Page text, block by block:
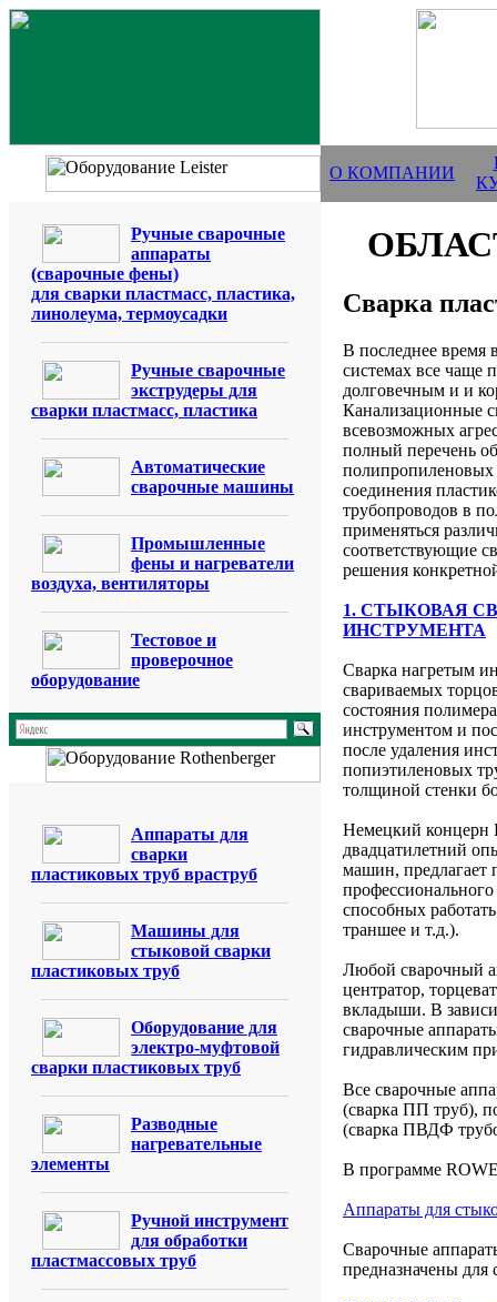
О КОМПАНИИ
Ручные сварочные
аппараты
(сварочные фены)
для сварки пластмасс, пластика,
линолеума, термоусадки
Ручные сварочные
экструдеры для
сварки пластмасс, пластика
Автоматические
сварочные машины
Промышленные
фены и нагреватели
воздуха, вентиляторы
Тестовое и
проверочное
оборудование
Аппараты для
сварки
пластиковых труб враструб
Машины для
стыковой сварки
пластиковых труб
Оборудование для
электро-муфтовой
сварки пластиковых труб
Разводные
нагревательные
элементы
Ручной инструмент
для обработки
пластмассовых труб
Сварка
В последнее время
системах все чаще
долговечным и и
Канализационные
всевозможных
полный перечень
соединения
трубопроводов в
применяться
соответствующие
решения
1. СТЫКОВАЯ
ИНСТРУМЕНТА
Сварка нагретым
свариваемых
состояния
инструментом и
после удаления
попиэтиленовых
толщиной стенки
Немецкий
двадцатилетний
машин, предлагает
способных
траншее и т.д.).
Любой сварочный
центратор,
вкладыши. В
сварочные
гидравлическим
Все сварочные
(сварка ПП труб),
(сварка ПВДФ
В программе
Аппараты для
Сварочные
предназначены